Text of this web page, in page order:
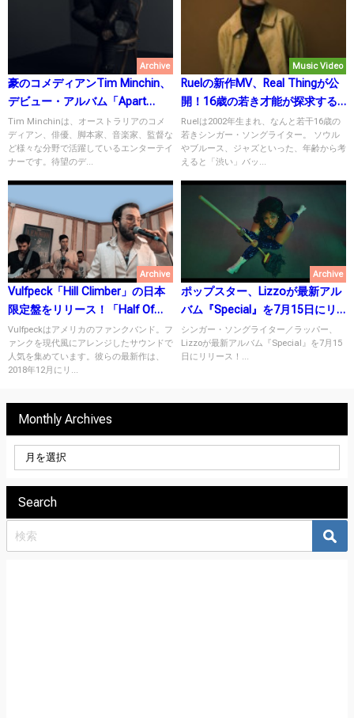
Archive
豪のコメディアンTim Minchin、
デビュー・アルバム「Apart
Together」をリリース！
Tim Minchinは、オーストラリアのコメ
ディアン、俳優、脚本家、音楽家、監督な
ど様々な分野で活躍しているエンターテイ
ナーです。待望のデ...
Music Video
Ruelの新作MV、Real Thingが公
開！16歳の若き才能が探求する
「真実」と「空想」の世界に釘
付け！
Ruelは2002年生まれ、なんと若干16歳の
若きシンガー・ソングライター。 ソウル
やブルース、ジャズといった、年齢から考
えると「渋い」バッ...
Archive
Vulfpeck「Hill Climber」の日本
限定盤をリリース！「Half Of
The Way」の“東京都MV”も公
開！
Vulfpeckはアメリカのファンクバンド。フ
ァンクを現代風にアレンジしたサウンドで
人気を集めています。彼らの最新作は、
2018年12月にリ...
Archive
ポップスター、Lizzoが最新アル
バム『Special』を7月15日にリ
リース！
シンガー・ソングライター／ラッパー、
Lizzoが最新アルバム『Special』を7月15
日にリリース！...
Monthly Archives
Search